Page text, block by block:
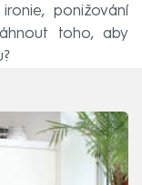
ponižování
toho, aby